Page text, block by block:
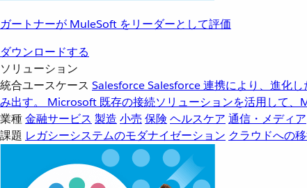
ガートナーが MuleSoft をリーダーとして評価
ダウンロードする
ソリューション
統合ユースケース SalesforceSalesforce 連携により、進化
み出す。
Microsoft 既存の接続ソリューションを活用して、
業種金融サービス 製造 小売 保険 ヘルスケア 通信・メディア
課題 レガシーシステムのモダナイゼーション クラウドへの